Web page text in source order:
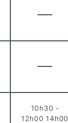
10h30 -
12h00 14h00